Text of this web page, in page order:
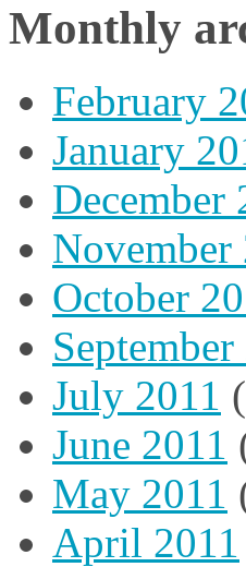
Monthly
February
January
December
November
October
September
July 2011
June 2011
May 2011
April 2011